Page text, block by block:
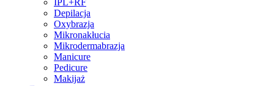
IPL+RF
Depilacja
Oxybrazja
Mikronakłucia
Mikrodermabrazja
Manicure
Pedicure
Makijaż